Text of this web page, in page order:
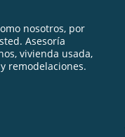
nosotros, por
Asesoría
vivienda usada,
remodelaciones.